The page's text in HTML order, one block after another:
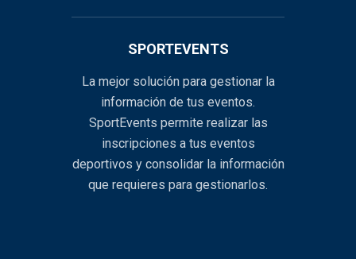
SPORTEVENTS
La mejor solución para gestionar la
información de tus eventos.
SportEvents permite realizar las
inscripciones a tus eventos
deportivos y consolidar la información
que requieres para gestionarlos.